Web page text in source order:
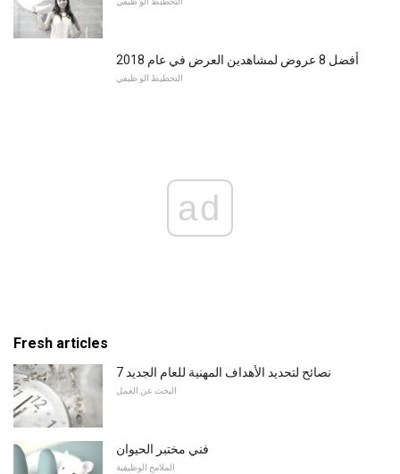
أفضل 8 عروض لمشاهدين العرض في عام 2018
التخطيط الو ظيفي
ad
Fresh articles
7 نصائح لتحديد الأهداف المهنية للعام الجديد
البحث عن العمل
فني مختبر الحيوان
الملامح الوظيفية